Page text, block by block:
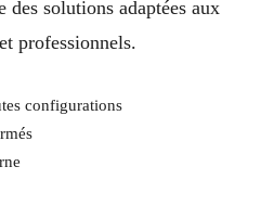
des solutions adaptées aux
professionnels.
configurations